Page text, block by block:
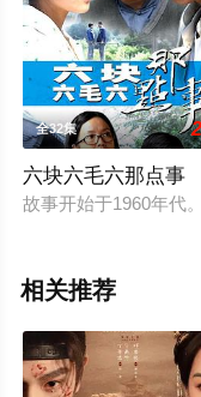
信息可移步至豆瓣电
。全32集
六块六毛六那点事
故事开始于1960年代
相关推荐